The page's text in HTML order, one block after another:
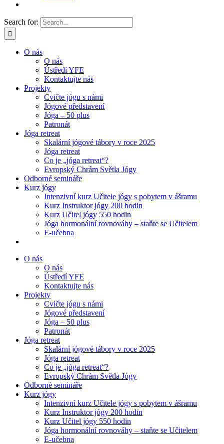
Search for:
O nás
O nás
Ústředí YFE
Kontaktujte nás
Projekty
Cvičte jógu s námi
Jógové představení
Jóga – 50 plus
Patronát
Jóga retreat
Skalární jógové tábory v roce 2025
Jóga retreat
Co je „jóga retreat“?
Evropský Chrám Světla Jógy
Odborné semináře
Kurz jógy
Intenzivní kurz Učitele jógy s pobytem v ášramu
Kurz Instruktor jógy 200 hodin
Kurz Učitel jógy 550 hodin
Jóga hormonální rovnováhy – staňte se Učitelem
E-učebna
O nás
O nás
Ústředí YFE
Kontaktujte nás
Projekty
Cvičte jógu s námi
Jógové představení
Jóga – 50 plus
Patronát
Jóga retreat
Skalární jógové tábory v roce 2025
Jóga retreat
Co je „jóga retreat“?
Evropský Chrám Světla Jógy
Odborné semináře
Kurz jógy
Intenzivní kurz Učitele jógy s pobytem v ášramu
Kurz Instruktor jógy 200 hodin
Kurz Učitel jógy 550 hodin
Jóga hormonální rovnováhy – staňte se Učitelem
E-učebna